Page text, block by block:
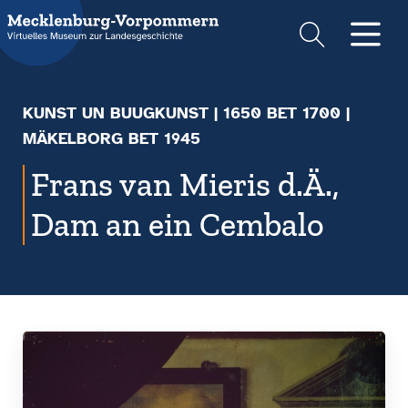
Suche
KUNST UN BUUGKUNST | 1650 BET 1700 |
MÄKELBORG BET 1945
Frans van Mieris d.Ä.,
Dam an ein Cembalo